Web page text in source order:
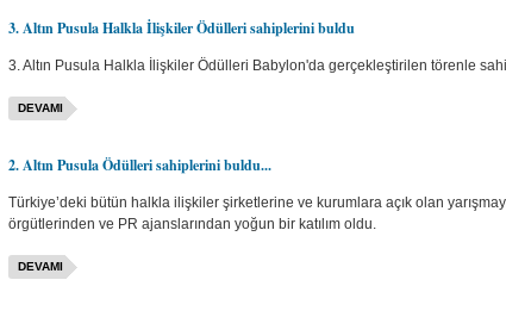
3. Altın Pusula Halkla İlişkiler Ödülleri sahiplerini buldu
3. Altın Pusula Halkla İlişkiler Ödülleri Babylon'da gerçekleştirilen törenle
DEVAMI
2. Altın Pusula Ödülleri sahiplerini buldu...
Türkiye’deki bütün halkla ilişkiler şirketlerine ve kurumlara açık olan
örgütlerinden ve PR ajanslarından yoğun bir katılım oldu.
DEVAMI